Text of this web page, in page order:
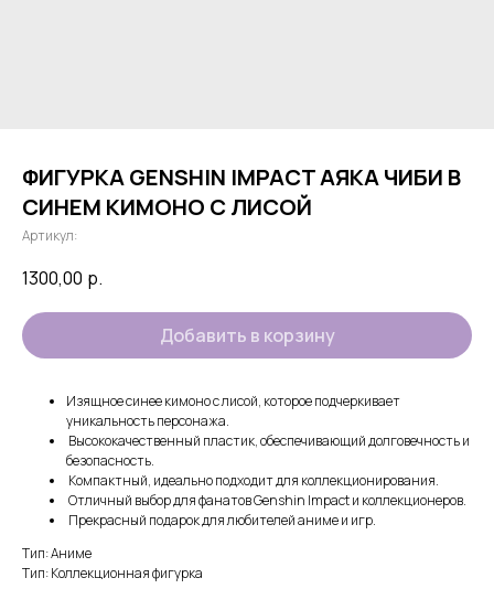
ФИГУРКА GENSHIN IMPACT АЯКА ЧИБИ В
СИНЕМ КИМОНО С ЛИСОЙ
Артикул:
1300,00 р.
Добавить в корзину
Изящное синее кимоно с лисой, которое подчеркивает
уникальность персонажа.
Высококачественный пластик, обеспечивающий долговечность и
безопасность.
Компактный, идеально подходит для коллекционирования.
Отличный выбор для фанатов Genshin Impact и коллекционеров.
Прекрасный подарок для любителей аниме и игр.
Тип: Аниме
Тип: Коллекционная фигурка